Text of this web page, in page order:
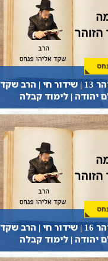
הקדמה לספר הזוהר 13 | שידור חי | הרב שקד
יהודה | לימוד קבלה
הקדמה לספר הזוהר 16 | שידור חי | הרב שקד
יהודה | לימוד קבלה